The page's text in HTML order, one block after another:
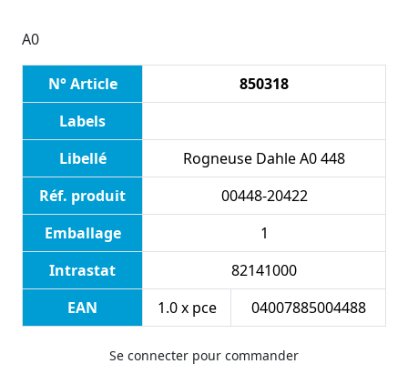
A0
N° Article
850318
Labels
Libellé
Rogneuse Dahle A0 448
Réf. produit
00448-20422
Emballage
1
Intrastat
82141000
EAN
1.0 x pce 04007885004488
Se connecter pour commander